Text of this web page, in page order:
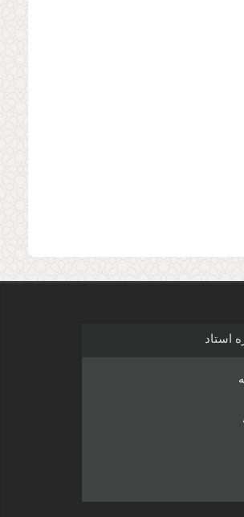
استاد